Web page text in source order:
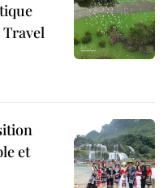
Travel
et